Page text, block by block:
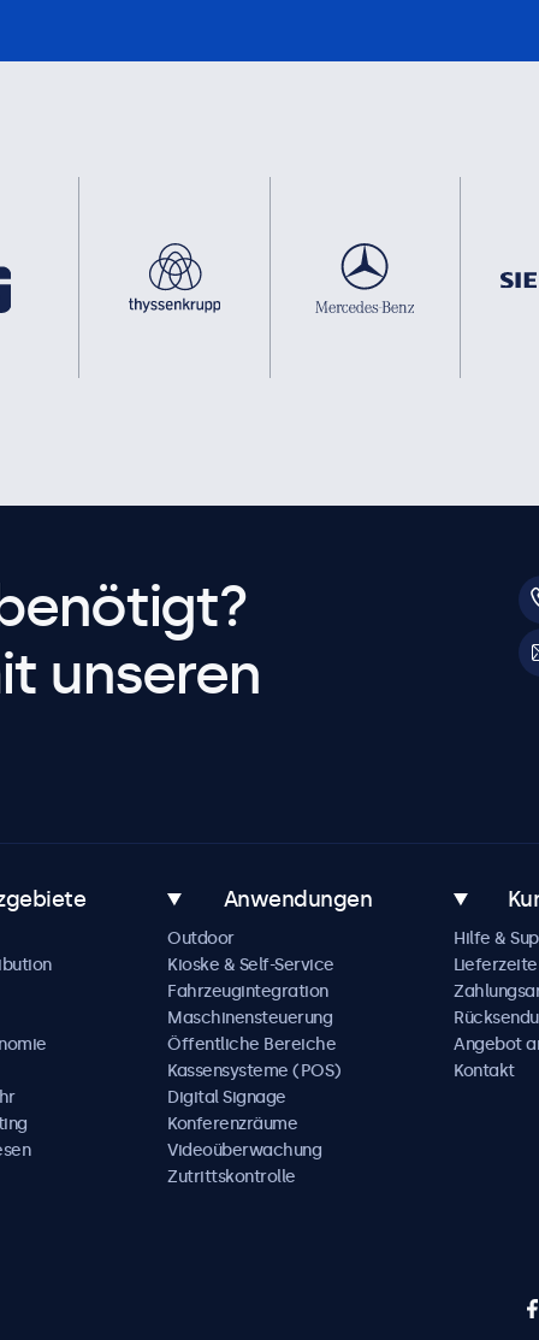
unseren
Anwendungen
Outdoor
Kioske & Self-Service
Fahrzeugintegration
Maschinensteuerung
Öffentliche Bereiche
Kassensysteme (POS)
Digital Signage
Konferenzräume
Videoüberwachung
Zutrittskontrolle
Hilfe &
Angebot
Kontakt